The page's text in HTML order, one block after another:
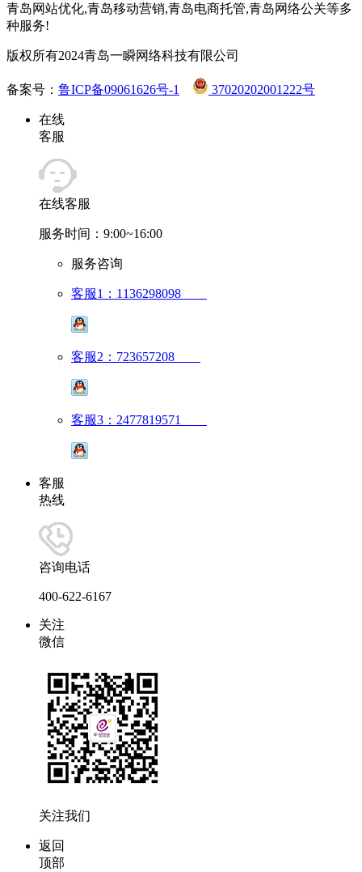
青岛网站优化,青岛移动营销,青岛电商托管,青岛网络公关等多
种服务!
版权所有2024青岛一瞬网络科技有限公司
备案号： 鲁ICP备09061626号-1 37020202001222号
在线
客服
在线客服
服务时间：9:00~16:00
服务咨询
客服1：1136298098
客服2：723657208
客服3：2477819571
客服
热线
咨询电话
400-622-6167
关注
微信
关注我们
返回
顶部